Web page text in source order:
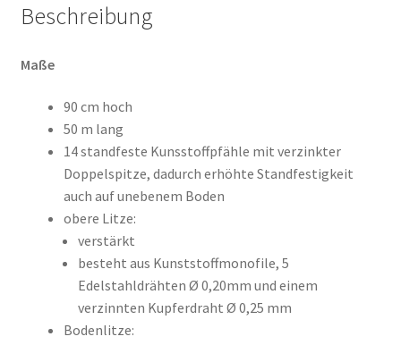
Beschreibung
Maße
90 cm hoch
50 m lang
14 standfeste Kunsstoffpfähle mit verzinkter
Doppelspitze, dadurch erhöhte Standfestigkeit
auch auf unebenem Boden
obere Litze:
verstärkt
besteht aus Kunststoffmonofile, 5
Edelstahldrähten Ø 0,20mm und einem
verzinnten Kupferdraht Ø 0,25 mm
Bodenlitze: